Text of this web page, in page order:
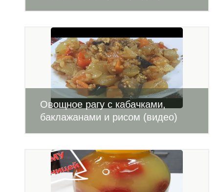
Овощное рагу с кабачками,
баклажанами и рисом (видео)